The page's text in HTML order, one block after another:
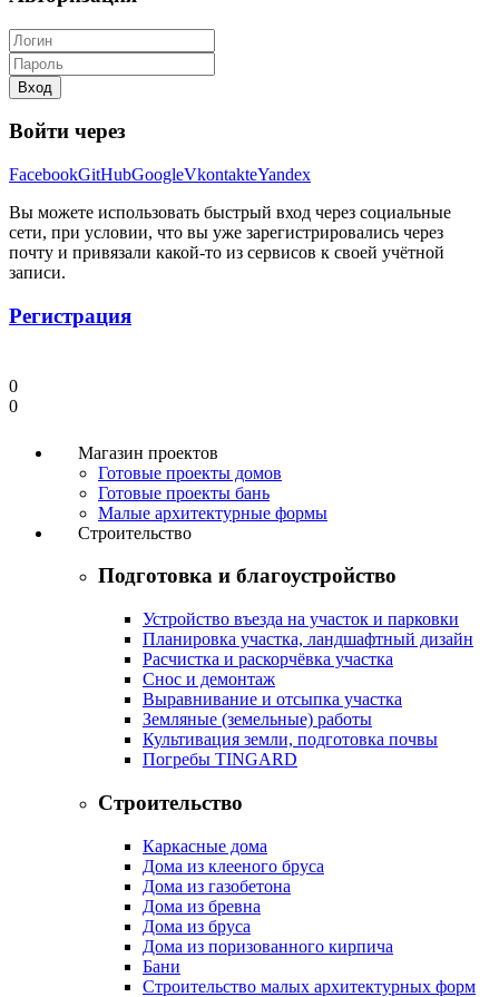
Вход
Войти через
FacebookGitHubGoogleVkontakteYandex
Вы можете использовать быстрый вход через социальные
сети, при условии, что вы уже зарегистрировались через
почту и привязали какой-то из сервисов к своей учётной
записи.
Регистрация
0
0
Магазин проектов
Готовые проекты домов
Готовые проекты бань
Малые архитектурные формы
Строительство
Подготовка и благоустройство
Устройство въезда на участок и парковки
Планировка участка, ландшафтный дизайн
Расчистка и раскорчёвка участка
Снос и демонтаж
Выравнивание и отсыпка участка
Земляные (земельные) работы
Культивация земли, подготовка почвы
Погребы TINGARD
Строительство
Каркасные дома
Дома из клееного бруса
Дома из газобетона
Дома из бревна
Дома из бруса
Дома из поризованного кирпича
Бани
Строительство малых архитектурных форм